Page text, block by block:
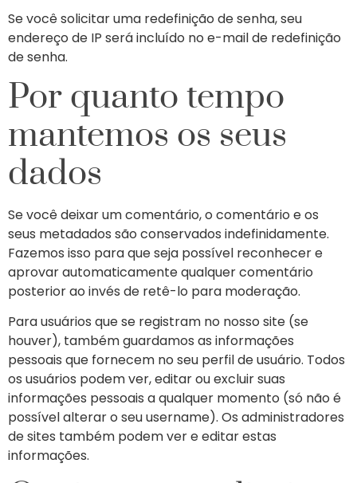
Se você solicitar uma redefinição de senha, seu
endereço de IP será incluído no e-mail de redefinição
de senha.
Por quanto tempo
mantemos os seus
dados
Se você deixar um comentário, o comentário e os
seus metadados são conservados indefinidamente.
Fazemos isso para que seja possível reconhecer e
aprovar automaticamente qualquer comentário
posterior ao invés de retê-lo para moderação.
Para usuários que se registram no nosso site (se
houver), também guardamos as informações
pessoais que fornecem no seu perfil de usuário. Todos
os usuários podem ver, editar ou excluir suas
informações pessoais a qualquer momento (só não é
possível alterar o seu username). Os administradores
de sites também podem ver e editar estas
informações.